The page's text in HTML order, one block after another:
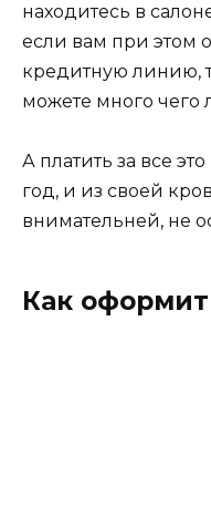
находитесь в
если вам при этом
кредитную линию,
можете много чего
А платить за все
год, и из своей
внимательней, не
Как